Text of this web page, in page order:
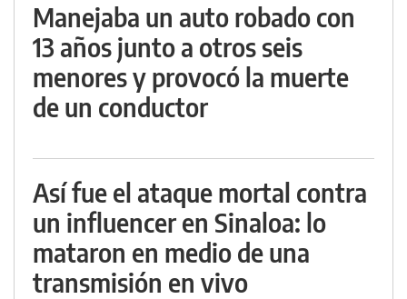
Manejaba un auto robado con
13 años junto a otros seis
menores y provocó la muerte
de un conductor
Así fue el ataque mortal contra
un influencer en Sinaloa: lo
mataron en medio de una
transmisión en vivo